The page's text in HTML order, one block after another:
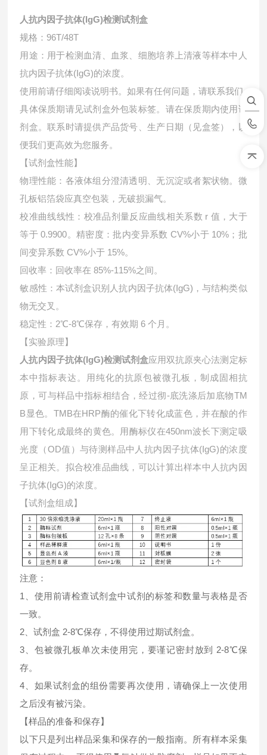
人抗内因子抗体(IgG)检测试剂盒
规格：96T/48T
用途：用于检测血清、血浆、细胞培养上清液等样本中 人
抗内因子抗体(IgG)的浓度。
使用前请仔细阅读说明书。如果有任何问题，请联系我们
具体保质期请见试剂盒外包装标签。请在保质期内使用试
剂盒。联系时请提供产品货号、生产日期（见盒签），以
便我们更高效为您服务。
【试剂盒性能】
物理性能：各液体组分澄清透明、无沉淀或者絮状物。微
孔板铝箔袋应真空包装，无破损漏气。
校准曲线线性：校准品剂量反应曲线相关系数 r 值，大于
等于 0.9900。精密度：批内变异系数 CV%小于 10%；批
间变异系数 CV%小于 15%。
回收率：回收率在 85%-115%之间。
敏感性：本试剂盒识别人抗内因子抗体(IgG)，与结构类似
物无交叉。
稳定性：2℃-8℃保存，有效期 6 个月。
【实验原理】
人抗内因子抗体(IgG)检测试剂盒应用双抗原夹心法测定标
本中指标表达。用纯化的抗原包被微孔板，制成固相抗
原，可与样品中指标相结合，经过彻-底洗涤后加底物TM
B显色。TMB在HRP酶的催化下转化成蓝色，并在酸的作
用下转化成最终的黄色。用酶标仪在450nm波长下测定吸
光度（OD值）与待测样品中 人抗内因子抗体(IgG)的浓度
呈正相关。拟合校准品曲线，可以计算出样本中 人抗内因
子抗体(IgG)的浓度。
【试剂盒组成】
注意：
1、使用前请检查试剂盒中试剂的标签和数量与表格是否
一致。
2、试剂盒 2-8℃保存，不得使用过期试剂盒。
3、包被微孔板单次未使用完，要谨记密封放到 2-8℃保
存。
4、如果试剂盒的组份需要再次使用，请确保上一次使用
之后没有被污染。
【样品的准备和保存】
以下只是列出样品采集和保存的一般指南。所有样本采集